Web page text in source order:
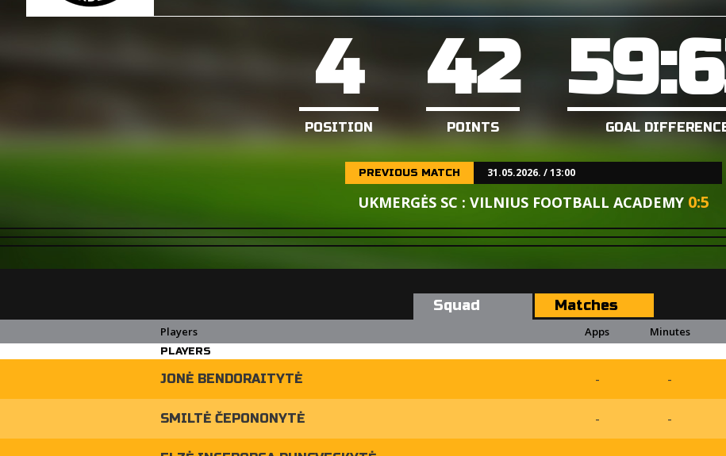
4
POSITION
42
POINTS GOAL
PREVIOUS MATCH 31.05.2026. / 13:00
UKMERGĖS SC : VILNIUS FOOTBALL ACADEMY 0:5
Squad Matches
Players Apps Minutes
PLAYERS
JONĖ BENDORAITYTĖ - -
SMILTĖ ČEPONONYTĖ - -